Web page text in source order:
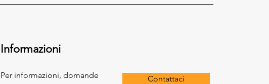
Informazioni
Per informazioni, domande
Contattaci